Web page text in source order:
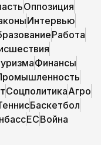
Оппозиция
Интервью
Работа
Финансы
СоцполитикаАгро
Баскетбол
ЕСВойна